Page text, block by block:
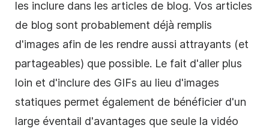
les inclure dans les articles de blog. Vos articles
de blog sont probablement déjà remplis
d'images afin de les rendre aussi attrayants (et
partageables) que possible. Le fait d'aller plus
loin et d'inclure des GIFs au lieu d'images
statiques permet également de bénéficier d'un
large éventail d'avantages que seule la vidéo